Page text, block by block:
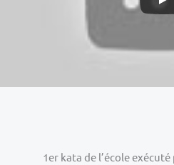
1er kata de l’école